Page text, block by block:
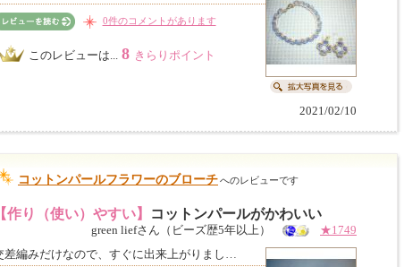
0件のコメントがあります
このレビューは... 8 きらりポイント
2021/02/10
コットンパールフラワーのブローチへのレビューです
【作り（使い）やすい】 コットンパールがかわいい
green liefさん（ビーズ歴5年以上）
★1749
差編みだけなので、すぐに出来上がりまし…